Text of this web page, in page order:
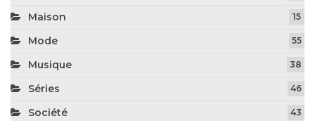
Maison 15
Mode 55
Musique 38
Séries 46
Société 43